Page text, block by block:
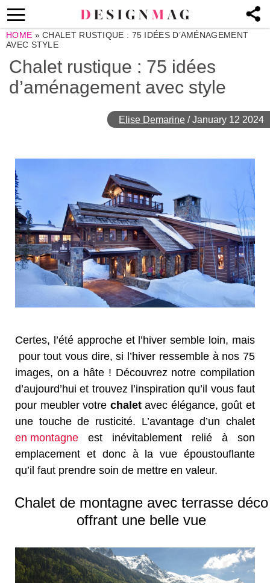
HOME »CHALET RUSTIQUE : 75 IDÉES D’AMÉNAGEMENT
AVEC STYLE
Chalet rustique : 75 idées
d’aménagement avec style
Elise Demarine /January 12 2024
Certes, l’été approche et l’hiver semble loin, mais
pour tout vous dire, si l’hiver ressemble à nos 75
images, on a hâte ! Découvrez notre compilation
d’aujourd’hui et trouvez l’inspiration qu’il vous faut
pour meubler votre chaletavec élégance, goût et
une touche de rusticité. L’avantage d’un chalet
en montagne est inévitablement relié à son
emplacement et donc à la vue époustouflante
qu’il faut prendre soin de mettre en valeur.
Chalet de montagne avec terrasse déco
offrant une belle vue